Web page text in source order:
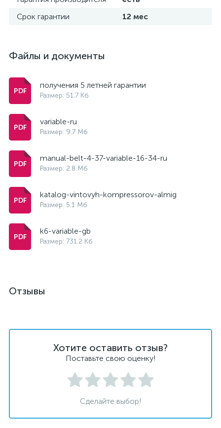
Срок гарантии
12 мес
Файлы и документы
получения 5 летней гарантии
Размер: 51.7 Кб
variable-ru
Размер: 9.7 Мб
manual-belt-4-37-variable-16-34-ru
Размер: 2.8 Мб
katalog-vintovyh-kompressorov-almig
Размер: 5.1 Мб
k6-variable-gb
Размер: 731.2 Кб
Отзывы
Хотите оставить отзыв?
Поставьте свою оценку!
Сделайте выбор!